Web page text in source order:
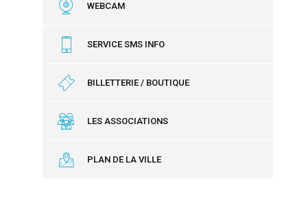
WEBCAM
SERVICE SMS INFO
BILLETTERIE / BOUTIQUE
LES ASSOCIATIONS
PLAN DE LA VILLE